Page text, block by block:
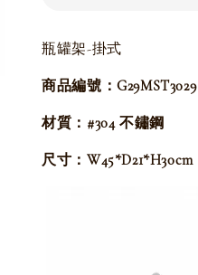
瓶罐架-掛式
商品編號：G29MST3029
材質：#304 不鏽鋼
尺寸：W45*D21*H30cm